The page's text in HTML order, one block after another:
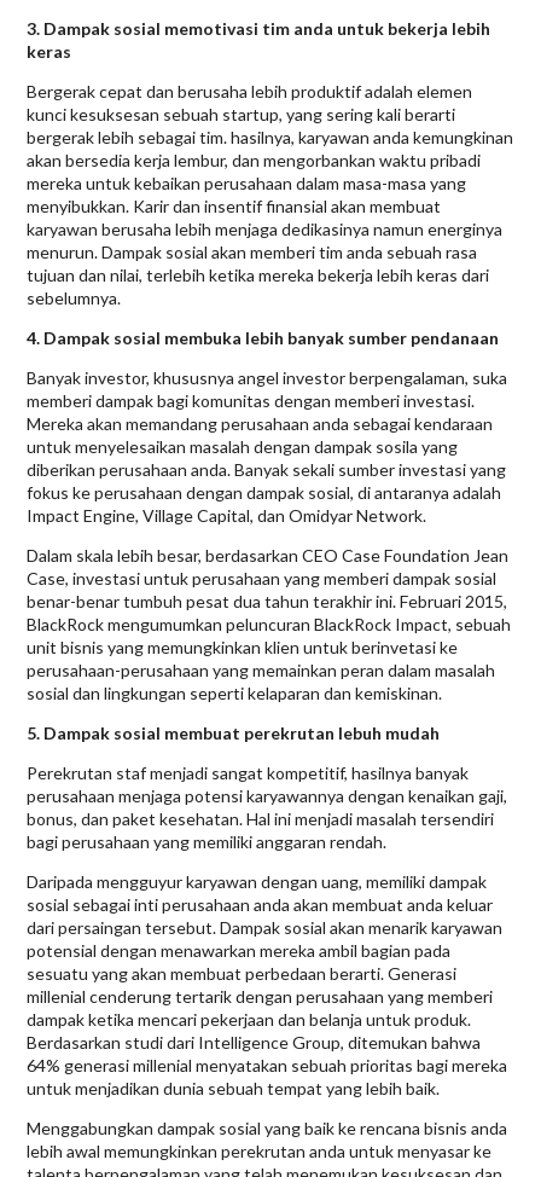
3. Dampak sosial memotivasi tim anda untuk bekerja lebih
keras
Bergerak cepat dan berusaha lebih produktif adalah elemen
kunci kesuksesan sebuah startup, yang sering kali berarti
bergerak lebih sebagai tim. hasilnya, karyawan anda kemungkinan
akan bersedia kerja lembur, dan mengorbankan waktu pribadi
mereka untuk kebaikan perusahaan dalam masa-masa yang
menyibukkan. Karir dan insentif finansial akan membuat
karyawan berusaha lebih menjaga dedikasinya namun energinya
menurun. Dampak sosial akan memberi tim anda sebuah rasa
tujuan dan nilai, terlebih ketika mereka bekerja lebih keras dari
sebelumnya.
4. Dampak sosial membuka lebih banyak sumber pendanaan
Banyak investor, khususnya angel investor berpengalaman, suka
memberi dampak bagi komunitas dengan memberi investasi.
Mereka akan memandang perusahaan anda sebagai kendaraan
untuk menyelesaikan masalah dengan dampak sosila yang
diberikan perusahaan anda. Banyak sekali sumber investasi yang
fokus ke perusahaan dengan dampak sosial, di antaranya adalah
Impact Engine, Village Capital, dan Omidyar Network.
Dalam skala lebih besar, berdasarkan CEO Case Foundation Jean
Case, investasi untuk perusahaan yang memberi dampak sosial
benar-benar tumbuh pesat dua tahun terakhir ini. Februari 2015,
BlackRock mengumumkan peluncuran BlackRock Impact, sebuah
unit bisnis yang memungkinkan klien untuk berinvetasi ke
perusahaan-perusahaan yang memainkan peran dalam masalah
sosial dan lingkungan seperti kelaparan dan kemiskinan.
5. Dampak sosial membuat perekrutan lebuh mudah
Perekrutan staf menjadi sangat kompetitif, hasilnya banyak
perusahaan menjaga potensi karyawannya dengan kenaikan gaji,
bonus, dan paket kesehatan. Hal ini menjadi masalah tersendiri
bagi perusahaan yang memiliki anggaran rendah.
Daripada mengguyur karyawan dengan uang, memiliki dampak
sosial sebagai inti perusahaan anda akan membuat anda keluar
dari persaingan tersebut. Dampak sosial akan menarik karyawan
potensial dengan menawarkan mereka ambil bagian pada
sesuatu yang akan membuat perbedaan berarti. Generasi
millenial cenderung tertarik dengan perusahaan yang memberi
dampak ketika mencari pekerjaan dan belanja untuk produk.
Berdasarkan studi dari Intelligence Group, ditemukan bahwa
64% generasi millenial menyatakan sebuah prioritas bagi mereka
untuk menjadikan dunia sebuah tempat yang lebih baik.
Menggabungkan dampak sosial yang baik ke rencana bisnis anda
lebih awal memungkinkan perekrutan anda untuk menyasar ke